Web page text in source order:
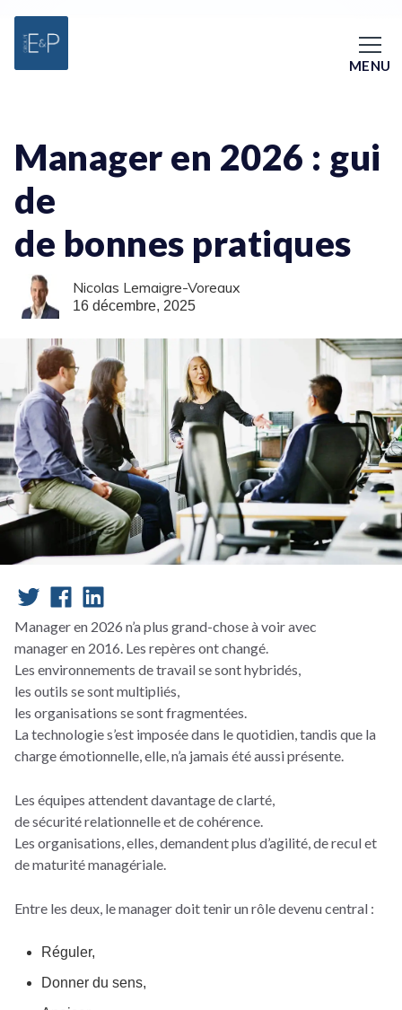
MENU
Manager en 2026 : gui
de
de bonnes pratiques
Nicolas Lemaigre-Voreaux
16 décembre, 2025
Manager en 2026 n’a plus grand-chose à voir avec
manager en 2016. Les repères ont changé.
Les environnements de travail se sont hybridés,
les outils se sont multipliés,
les organisations se sont fragmentées.
La technologie s’est imposée dans le quotidien, tandis que la
charge émotionnelle, elle, n’a jamais été aussi présente.
Les équipes attendent davantage de clarté,
de sécurité relationnelle et de cohérence.
Les organisations, elles, demandent plus d’agilité, de recul et
de maturité managériale.
Entre les deux, le manager doit tenir un rôle devenu central :
Réguler,
Donner du sens,